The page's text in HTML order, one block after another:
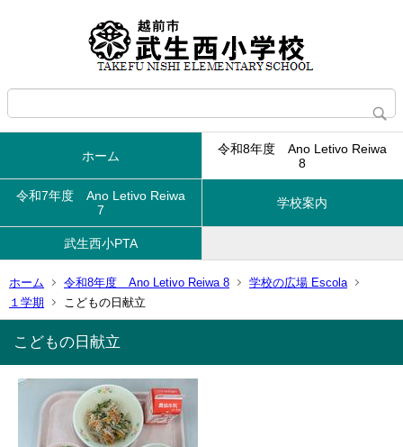
ホーム
令和8年度 Ano Letivo Reiwa
8
令和7年度 Ano Letivo Reiwa
7
学校案内
武生西小PTA
ホーム 令和8年度 Ano Letivo Reiwa 8
学校の広場 Escola
１学期
こどもの日献立
こどもの日献立